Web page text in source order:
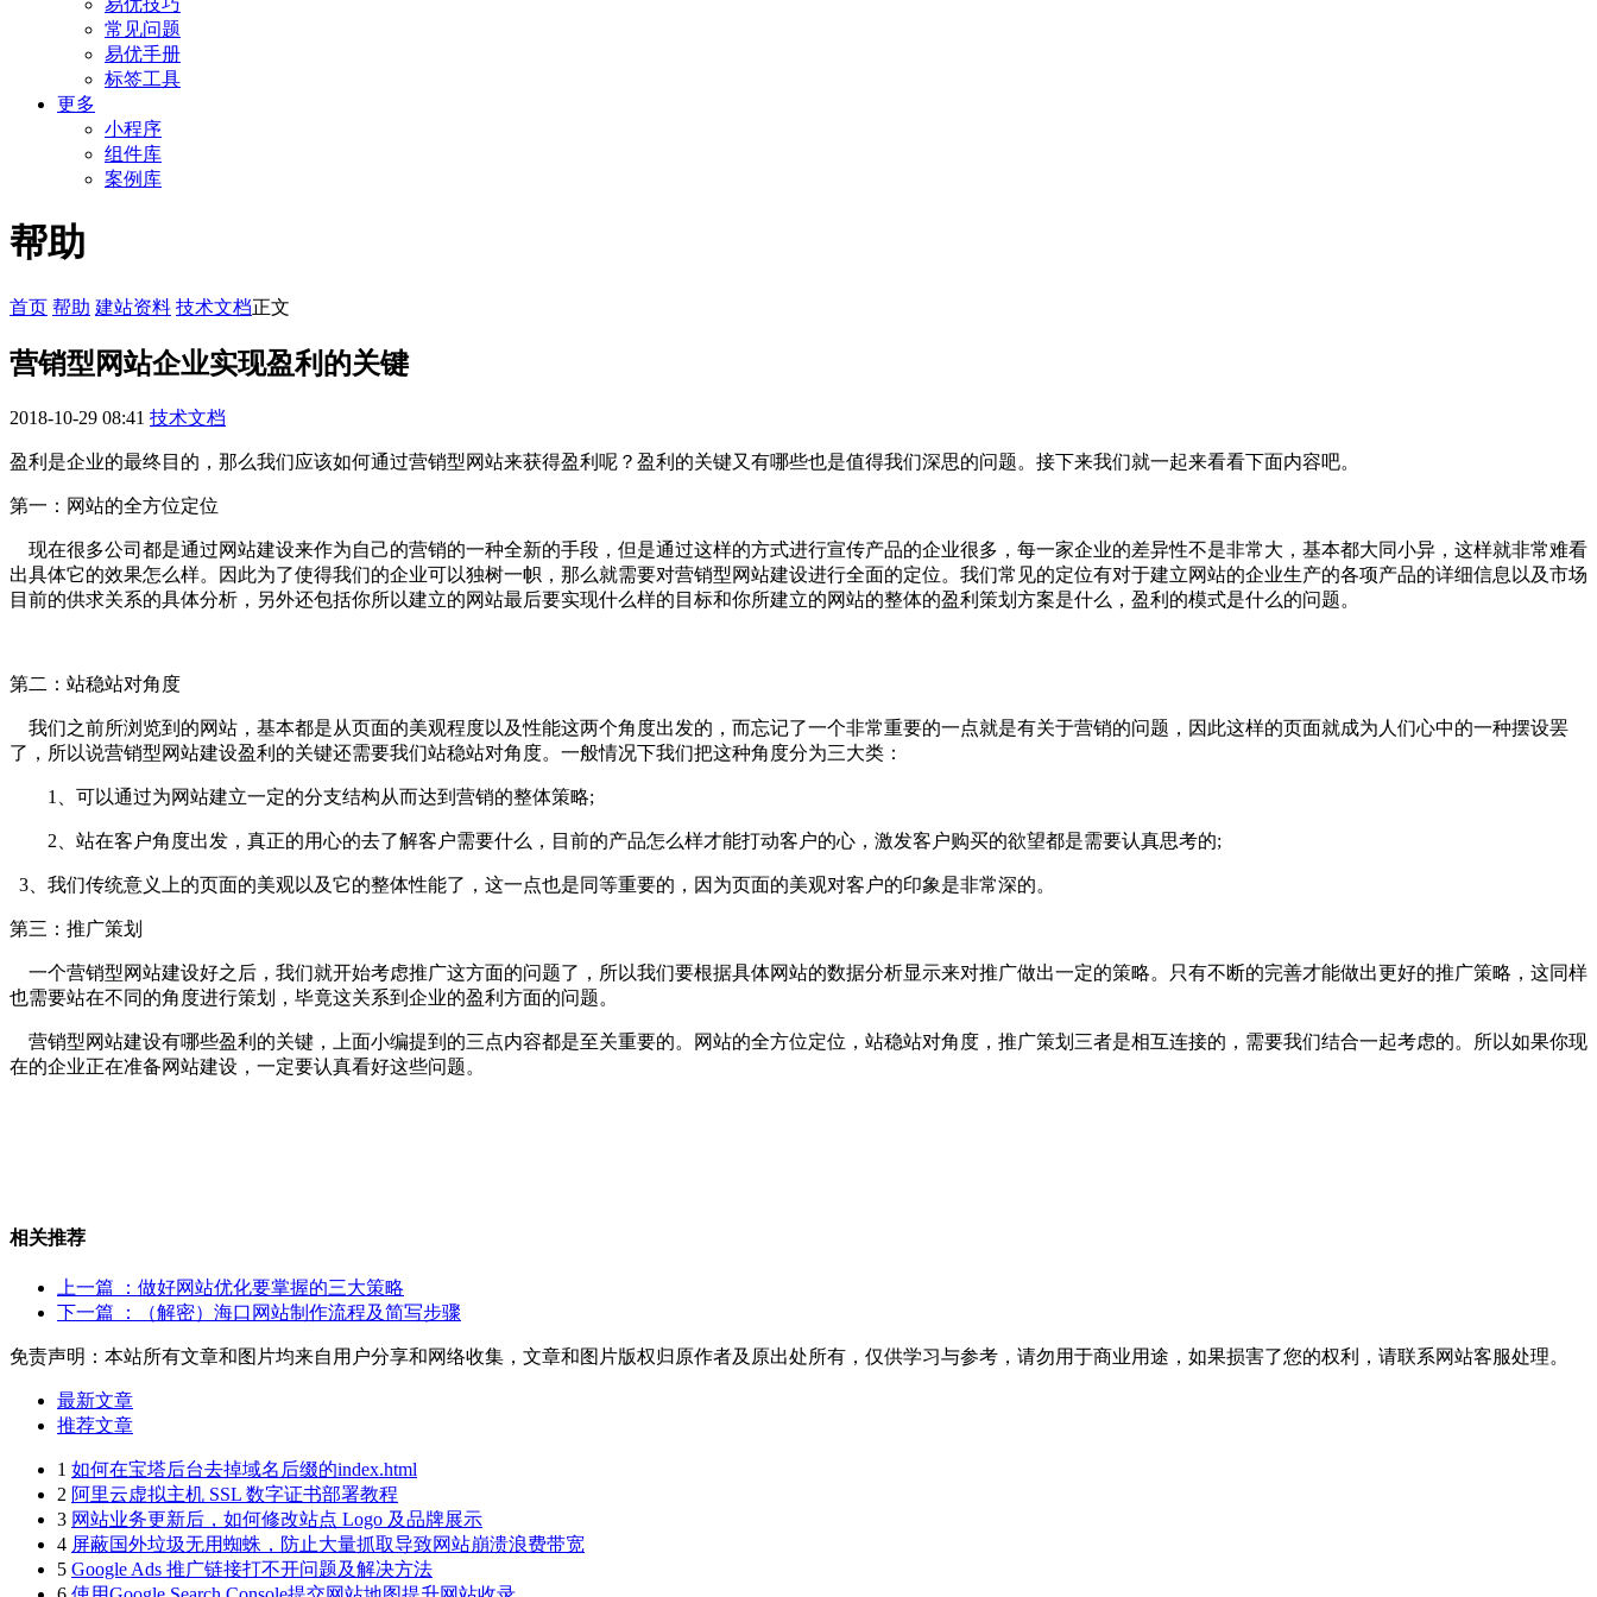
易优技巧
常见问题
易优手册
标签工具
更多
小程序
组件库
案例库
帮助
首页 帮助 建站资料 技术文档正文
营销型网站企业实现盈利的关键
2018-10-29 08:41 技术文档
盈利是企业的最终目的，那么我们应该如何通过营销型网站来获得盈利呢？盈利的关键又有哪些也是值得我们深思的问题。接下来我们就一起来看看下面内容吧。
第一：网站的全方位定位
现在很多公司都是通过网站建设来作为自己的营销的一种全新的手段，但是通过这样的方式进行宣传产品的企业很多，每一家企业的差异性不是非常大，基本都大同小异，这样就非常难看
出具体它的效果怎么样。因此为了使得我们的企业可以独树一帜，那么就需要对营销型网站建设进行全面的定位。我们常见的定位有对于建立网站的企业生产的各项产品的详细信息以及市场
目前的供求关系的具体分析，另外还包括你所以建立的网站最后要实现什么样的目标和你所建立的网站的整体的盈利策划方案是什么，盈利的模式是什么的问题。
第二：站稳站对角度
我们之前所浏览到的网站，基本都是从页面的美观程度以及性能这两个角度出发的，而忘记了一个非常重要的一点就是有关于营销的问题，因此这样的页面就成为人们心中的一种摆设罢
了，所以说营销型网站建设盈利的关键还需要我们站稳站对角度。一般情况下我们把这种角度分为三大类：
1、可以通过为网站建立一定的分支结构从而达到营销的整体策略;
2、站在客户角度出发，真正的用心的去了解客户需要什么，目前的产品怎么样才能打动客户的心，激发客户购买的欲望都是需要认真思考的;
3、我们传统意义上的页面的美观以及它的整体性能了，这一点也是同等重要的，因为页面的美观对客户的印象是非常深的。
第三：推广策划
一个营销型网站建设好之后，我们就开始考虑推广这方面的问题了，所以我们要根据具体网站的数据分析显示来对推广做出一定的策略。只有不断的完善才能做出更好的推广策略，这同样
也需要站在不同的角度进行策划，毕竟这关系到企业的盈利方面的问题。
营销型网站建设有哪些盈利的关键，上面小编提到的三点内容都是至关重要的。网站的全方位定位，站稳站对角度，推广策划三者是相互连接的，需要我们结合一起考虑的。所以如果你现
在的企业正在准备网站建设，一定要认真看好这些问题。
相关推荐
上一篇
：做好网站优化要掌握的三大策略
下一篇
：（解密）海口网站制作流程及简写步骤
免责声明：本站所有文章和图片均来自用户分享和网络收集，文章和图片版权归原作者及原出处所有，仅供学习与参考，请勿用于商业用途，如果损害了您的权利，请联系网站客服处理。
最新文章
推荐文章
1 如何在宝塔后台去掉域名后缀的index.html
2 阿里云虚拟主机 SSL 数字证书部署教程
3 网站业务更新后，如何修改站点 Logo 及品牌展示
4 屏蔽国外垃圾无用蜘蛛，防止大量抓取导致网站崩溃浪费带宽
5 Google Ads 推广链接打不开问题及解决方法